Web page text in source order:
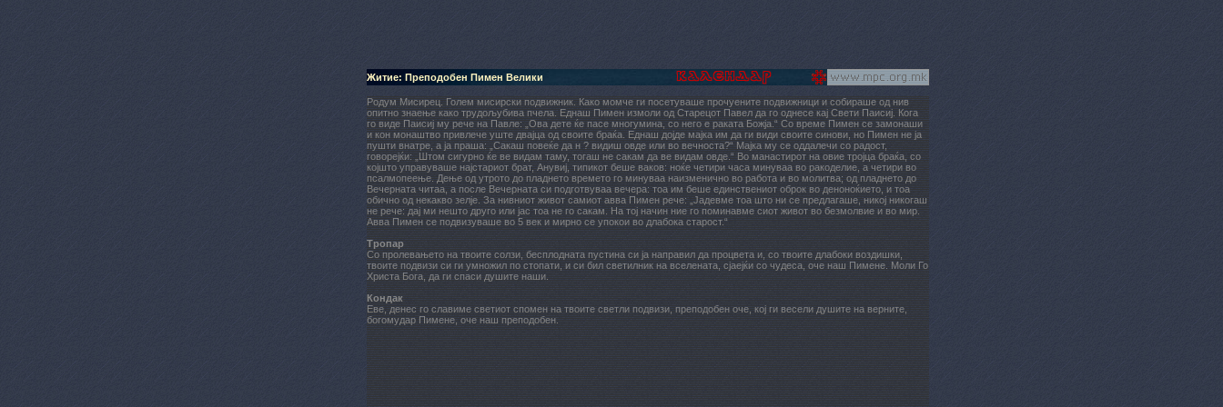
Житие: Преподобен Пимен Велики
Родум Мисирец. Голем мисирски подвижник. Како момче ги посетуваше прочуените подвижници и собираше од нив
опитно знаење како трудољубива пчела. Еднаш Пимен измоли од Старецот Павел да го однесе кај Свети Паисиј. Кога
го виде Паисиј му рече на Павле: „Ова дете ќе пасе многумина, со него е раката Божја.“ Со време Пимен се замонаши
и кон монаштво привлече уште двајца од своите браќа. Еднаш дојде мајка им да ги види своите синови, но Пимен не ја
пушти внатре, а ја праша: „Сакаш повеќе да н ? видиш овде или во вечноста?“ Мајка му се оддалечи со радост,
говорејќи: „Штом сигурно ќе ве видам таму, тогаш не сакам да ве видам овде.“ Во манастирот на овие тројца браќа, со
којшто управуваше најстариот брат, Анувиј, типикот беше ваков: ноќе четири часа минуваа во ракоделие, а четири во
псалмопеење. Дење од утрото до пладнето времето го минуваа наизменично во работа и во молитва; од пладнето до
Вечерната читаа, а после Вечерната си подготвуваа вечера: тоа им беше единствениот оброк во деноноќието, и тоа
обично од некакво зелје. За нивниот живот самиот авва Пимен рече: „Јадевме тоа што ни се предлагаше, никој никогаш
не рече: дај ми нешто друго или јас тоа не го сакам. На тој начин ние го поминавме сиот живот во безмолвие и во мир.
Авва Пимен се подвизуваше во 5 век и мирно се упокои во длабока старост.“
Тропар
Со пролевањето на твоите солзи, бесплодната пустина си ја направил да процвета и, со твоите длабоки воздишки,
твоите подвизи си ги умножил по стопати, и си бил светилник на вселената, сјаејќи со чудеса, оче наш Пимене. Моли Го
Христа Бога, да ги спаси душите наши.
Кондак
Еве, денес го славиме светиот спомен на твоите светли подвизи, преподобен оче, кој ги весели душите на верните,
богомудар Пимене, оче наш преподобен.